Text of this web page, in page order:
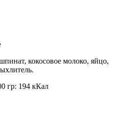
кокосовое молоко, яйцо,
гр: 194 кКал